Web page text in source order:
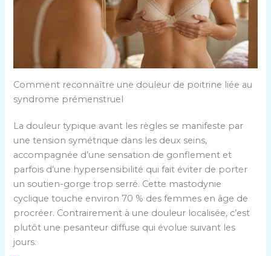
Comment reconnaître une douleur de poitrine liée au
syndrome prémenstruel
La douleur typique avant les règles se manifeste par
une tension symétrique dans les deux seins,
accompagnée d’une sensation de gonflement et
parfois d’une hypersensibilité qui fait éviter de porter
un soutien-gorge trop serré. Cette mastodynie
cyclique touche environ 70 % des femmes en âge de
procréer. Contrairement à une douleur localisée, c’est
plutôt une pesanteur diffuse qui évolue suivant les
jours.